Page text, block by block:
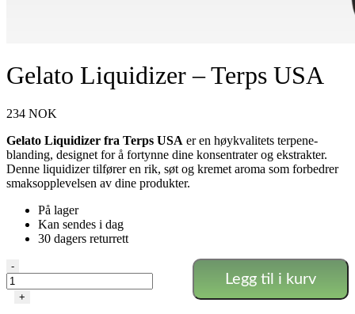
Gelato Liquidizer – Terps USA
234 NOK
Gelato Liquidizer fra Terps USA er en høykvalitets terpene-
blanding, designet for å fortynne dine konsentrater og ekstrakter.
Denne liquidizer tilfører en rik, søt og kremet aroma som forbedrer
smaksopplevelsen av dine produkter.
På lager
Kan sendes i dag
30 dagers returrett
Gelato
Liquidizer
-
-
+
Legg til i kurv